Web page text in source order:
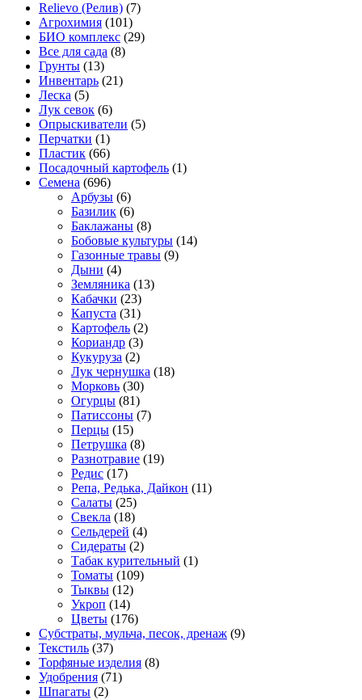
Relievo (Релив) (7)
Агрохимия (101)
БИО комплекс (29)
Все для сада (8)
Грунты (13)
Инвентарь (21)
Леска (5)
Лук севок (6)
Опрыскиватели (5)
Перчатки (1)
Пластик (66)
Посадочный картофель (1)
Семена (696)
Арбузы (6)
Базилик (6)
Баклажаны (8)
Бобовые культуры (14)
Газонные травы (9)
Дыни (4)
Земляника (13)
Кабачки (23)
Капуста (31)
Картофель (2)
Кориандр (3)
Кукуруза (2)
Лук чернушка (18)
Морковь (30)
Огурцы (81)
Патиссоны (7)
Перцы (15)
Петрушка (8)
Разнотравие (19)
Редис (17)
Репа, Редька, Дайкон (11)
Салаты (25)
Свекла (18)
Сельдерей (4)
Сидераты (2)
Табак курительный (1)
Томаты (109)
Тыквы (12)
Укроп (14)
Цветы (176)
Субстраты, мульча, песок, дренаж (9)
Текстиль (37)
Торфяные изделия (8)
Удобрения (71)
Шпагаты (2)